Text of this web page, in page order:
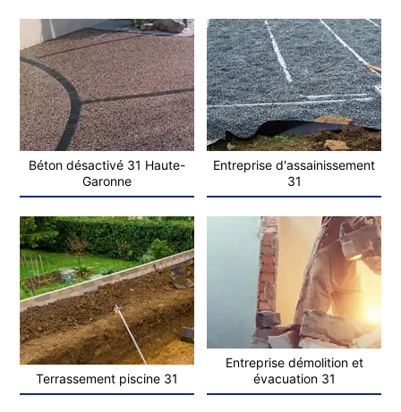
Béton désactivé 31 Haute-
Garonne
Entreprise d'assainissement
31
Terrassement piscine 31
Entreprise démolition et
évacuation 31